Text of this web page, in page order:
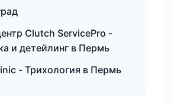
Clutch ServicePro -
и детейлинг в Пермь
- Трихология в Пермь